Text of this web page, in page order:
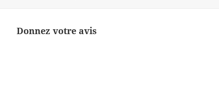
Donnez votre avis